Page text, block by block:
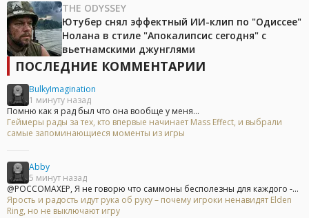
THE ODYSSEY
Ютубер снял эффектный ИИ-клип по "Одиссее"
Нолана в стиле "Апокалипсис сегодня" с
вьетнамскими джунглями
ПОСЛЕДНИЕ КОММЕНТАРИИ
BulkyImagination
1 минуту назад
Помню как я рад был что она вообще у меня...
Геймеры рады за тех, кто впервые начинает Mass Effect, и выбрали
самые запоминающиеся моменты из игры
Abby
5 минут назад
@POCCOMAXEP, Я не говорю что саммоны бесполезны для каждого -...
Ярость и радость идут рука об руку – почему игроки ненавидят Elden
Ring, но не выключают игру